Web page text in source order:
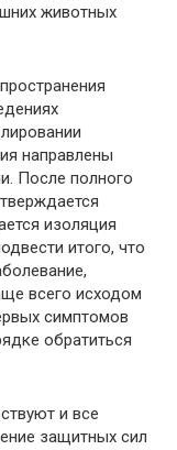
животных
направлены
После полного
изоляция
итого, что
всего исходом
симптомов
обратиться
и все
защитных сил